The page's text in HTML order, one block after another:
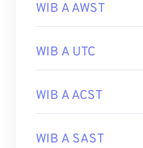
WIB A AWST
WIB A UTC
WIB A ACST
WIB A SAST